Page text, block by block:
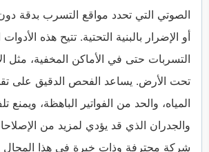
الصوتي التي تحدد مواقع التسرب بدقة
أو الإضرار بالبنية التحتية. تتيح هذه
التسربات حتى في الأماكن المخفية، مثل
تحت الأرض. يساعد الفحص الدقيق على
المياه، والحد من الفواتير الباهظة، ويمنع
والجدران الذي قد يؤدي لمزيد من
شركة محترفة وذات خبرة في هذا المجال